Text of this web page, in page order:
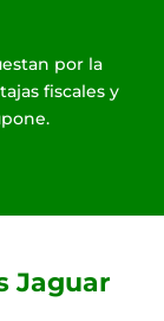
por la
fiscales y
Jaguar